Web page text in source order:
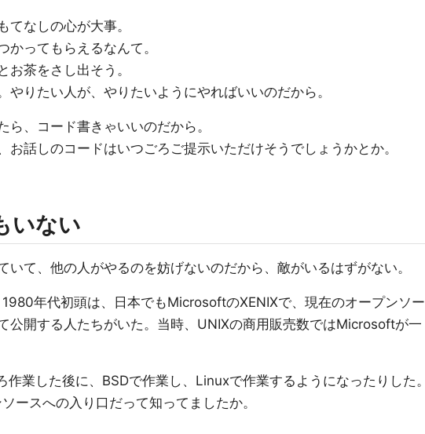
てなしの心が大事。
かってもらえるなんて。
お茶をさし出そう。
やりたい人が、やりたいようにやればいいのだから。
ら、コード書きゃいいのだから。
お話しのコードはいつごろご提示いただけそうでしょうかとか。
いない
いて、他の人がやるのを妨げないのだから、敵がいるはずがない。
年代初頭は、日本でもMicrosoftのXENIXで、現在のオープンソー
公開する人たちがいた。当時、UNIXの商用販売数ではMicrosoftが一
作業した後に、BSDで作業し、Linuxで作業するようになったりした。
ースへの入り口だって知ってましたか。